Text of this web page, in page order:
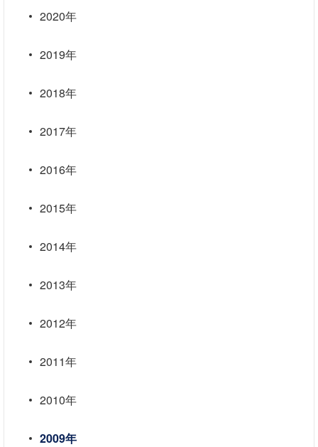
2020年
2019年
2018年
2017年
2016年
2015年
2014年
2013年
2012年
2011年
2010年
2009年